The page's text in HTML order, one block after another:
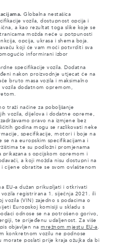
Globalna nestašica
vozila, dostupnost opcija i
a kao rezultat toga slike koje se
možda neće u potpunosti
opcija, ukrasa i shema boja.
koji će vam moći potvrditi sva
informirani izbor
specifikacije vozila. Dodatna
nakon proizvodnje utjecat će na
bruto masa vozila i maksimalno
dodatnom opremom,
traži načine za poboljšanje
vozila, dijelova i dodatne opreme,
pravo na izmjene bez
godina mogu se razlikovati neke
specifikacije, motori i boje na
na europskim specifikacijama i
te su podložni promjenama
s opcijskom opremom i
a koji možda nisu dostupni na
cijene obratite se svom ovlaštenom
EU-a dužan prikupljati i otkrivati
registrirana 1. siječnja 2021. ili
(VIN) zajedno s podacima o
Europskoj komisiji u skladu s
odnose se na potrošeno gorivo,
te prijeđenu udaljenost. Za više
objavljen na mrežnom mjestu EU-a .
konkretnom vozilu ne podnose
morate poslati prije kraja ožujka da bi